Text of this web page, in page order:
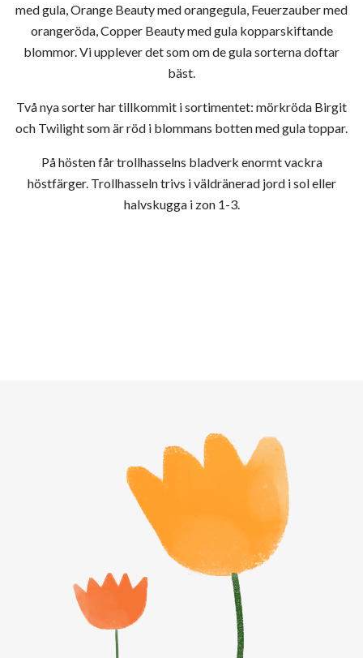
med gula, Orange Beauty med orangegula, Feuerzauber med
orangeröda, Copper Beauty med gula kopparskiftande
blommor. Vi upplever det som om de gula sorterna doftar
bäst.
Två nya sorter har tillkommit i sortimentet: mörkröda Birgit
och Twilight som är röd i blommans botten med gula toppar.
På hösten får trollhasselns bladverk enormt vackra
höstfärger. Trollhasseln trivs i väldränerad jord i sol eller
halvskugga i zon 1-3.